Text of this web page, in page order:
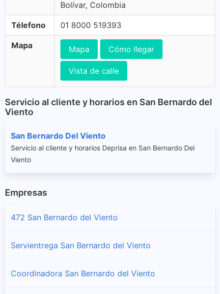
Bolívar, Colombia
Télefono 01 8000 519393
Mapa Mapa Cómo llegar
Vista de calle
Servicio al cliente y horarios en San Bernardo del
Viento
San Bernardo Del Viento
Servicio al cliente y horarios Deprisa en San Bernardo Del
Viento
Empresas
472 San Bernardo del Viento
Servientrega San Bernardo del Viento
Coordinadora San Bernardo del Viento